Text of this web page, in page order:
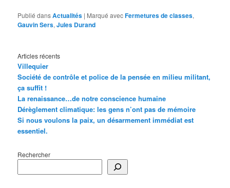
Publié dansActualités | Marqué avecFermetures de classes,
Gauvin Sers,Jules Durand
Articles récents
Villequier
Société de contrôle et police de la pensée en milieu militant,
ça suffit !
La renaissance…de notre conscience humaine
Dérèglement climatique: les gens n’ont pas de mémoire
Si nous voulons la paix, un désarmement immédiat est
essentiel.
Rechercher